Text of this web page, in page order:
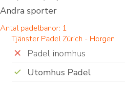
Andra sporter
Antal padelbanor: 1
Tjänster Padel Zürich - Horgen
Padel inomhus
Utomhus Padel